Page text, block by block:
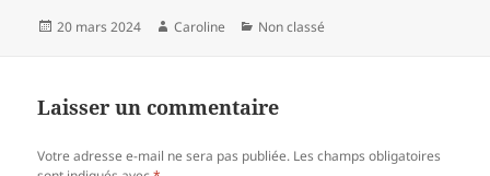
Publié
20 mars 2024 Auteur
Caroline Catégories
Non classé
Laisser un commentaire
Votre adresse e-mail ne sera pas publiée. Les champs obligatoires